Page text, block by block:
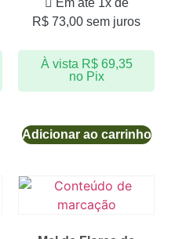
R$ 73,00 sem juros
À vista R$69,35
no Pix
Adicionar ao carrinho